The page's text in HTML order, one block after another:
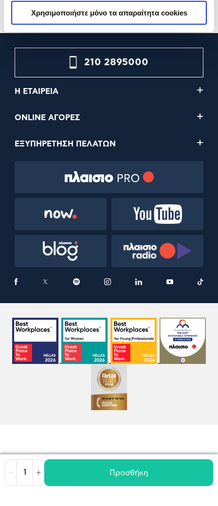
Χρησιμοποιήστε μόνο τα απαραίτητα cookies
Μείωση Αύξηση Προσθήκη
Προσθήκη Προσθήκη
210 2895000
Η ΕΤΑΙΡΕΙΑ
ONLINE ΑΓΟΡΕΣ
ΕΞΥΠΗΡΕΤΗΣΗ ΠΕΛΑΤΩΝ